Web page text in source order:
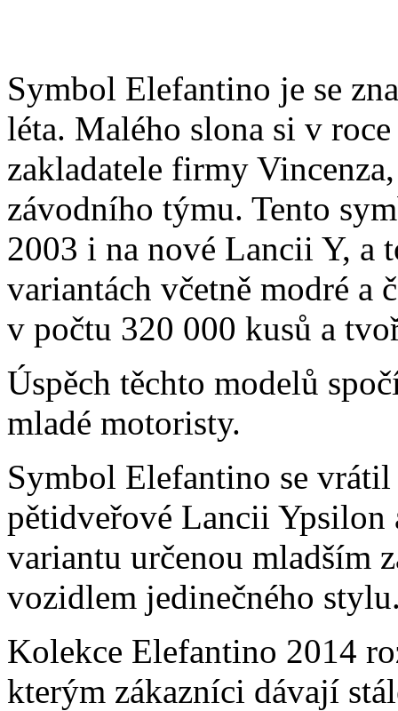
Symbol Elefantino je se
léta. Malého slona si v
zakladatele firmy
závodního týmu. Tento
2003 i na nové Lancii Y, a
variantách včetně modré a
v počtu 320 000 kusů a
Úspěch těchto modelů
mladé motoristy.
Symbol Elefantino se
pětidveřové Lancii Ypsilon
variantu určenou mladším
vozidlem jedinečného
Kolekce Elefantino 2014
kterým zákazníci dávají